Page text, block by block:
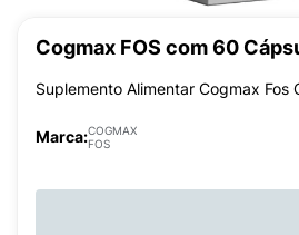
Cogmax FOS com 60
Suplemento Alimentar Cogmax Fos
Marca:COGMAX
FOS